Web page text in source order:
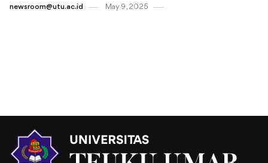
newsroom@utu.ac.id May 9 , 2025